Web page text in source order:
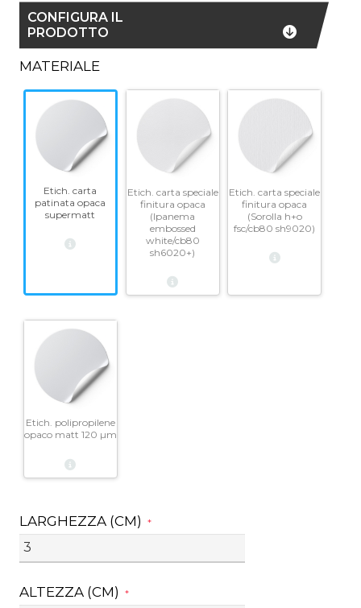
CONFIGURA IL
PRODOTTO
MATERIALE
Etich. carta
patinata opaca
supermatt
Etich. carta speciale
finitura opaca
(Ipanema
embossed
white/cb80
sh6020+)
Etich. carta speciale
finitura opaca
(Sorolla h+o
fsc/cb80 sh9020)
Etich. polipropilene
opaco matt 120 µm
LARGHEZZA (CM) *
ALTEZZA (CM) *